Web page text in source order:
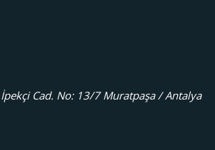
Cad. No: 13/7 Muratpaşa / Antalya